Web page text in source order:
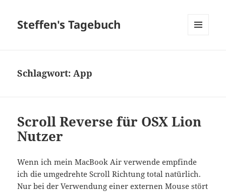
Steffen's Tagebuch
Schlagwort:App
Scroll Reverse für OSX Lion
Nutzer
Wenn ich mein MacBook Air verwende empfinde
ich die umgedrehte Scroll Richtung total natürlich.
Nur bei der Verwendung einer externen Mouse stört